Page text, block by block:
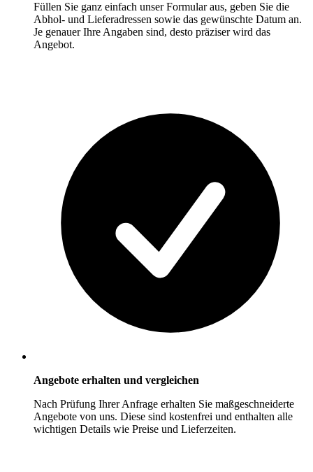
Füllen Sie ganz einfach unser Formular aus, geben Sie die
Abhol- und Lieferadressen sowie das gewünschte Datum an.
Je genauer Ihre Angaben sind, desto präziser wird das
Angebot.
Angebote erhalten und vergleichen
Nach Prüfung Ihrer Anfrage erhalten Sie maßgeschneiderte
Angebote von uns. Diese sind kostenfrei und enthalten alle
wichtigen Details wie Preise und Lieferzeiten.